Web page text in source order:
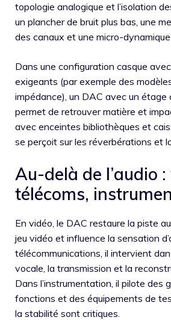
topologie analogique et l’isolation
un plancher de bruit plus bas, une
des canaux et une micro-dynamique
Dans une configuration casque
exigeants (par exemple des
impédance), un DAC avec un étage
permet de retrouver matière et
avec enceintes bibliothèques et
se perçoit sur les réverbérations et
Au-delà de l’audio :
télécoms,
En vidéo, le DAC restaure la piste
jeu vidéo et influence la sensation
télécommunications, il intervient
vocale, la transmission et la
Dans l’instrumentation, il pilote des
fonctions et des équipements de
la stabilité sont critiques.